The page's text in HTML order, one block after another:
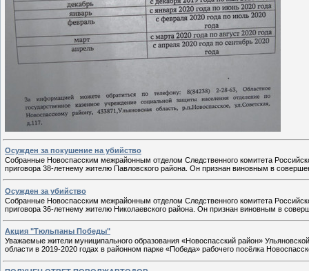
Осужден за покушение на убийство
Собранные Новоспасским межрайонным отделом Следственного комитета
приговора 38-летнему жителю Павловского района. Он признан виновным в
Осужден за убийство
Собранные Новоспасским межрайонным отделом Следственного комитета
приговора 36-летнему жителю Николаевского района. Он признан виновным в
Акция "Тюльпаны Победы"
Уважаемые жители муниципального образования «Новоспасский район»
области в 2019-2020 годах в районном парке «Победа» рабочего посёлка